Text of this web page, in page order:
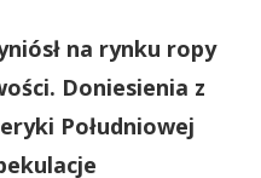
na rynku ropy
Doniesienia z
Południowej